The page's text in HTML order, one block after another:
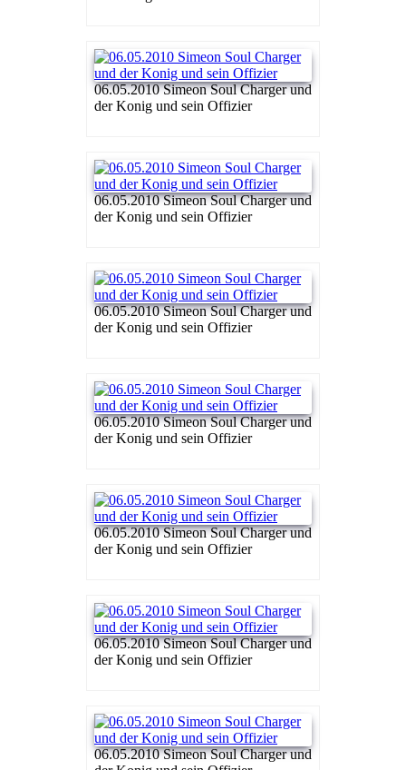
06.05.2010 Simeon Soul Charger und
der Konig und sein Offizier
06.05.2010 Simeon Soul Charger und
der Konig und sein Offizier
06.05.2010 Simeon Soul Charger und
der Konig und sein Offizier
06.05.2010 Simeon Soul Charger und
der Konig und sein Offizier
06.05.2010 Simeon Soul Charger und
der Konig und sein Offizier
06.05.2010 Simeon Soul Charger und
der Konig und sein Offizier
06.05.2010 Simeon Soul Charger und